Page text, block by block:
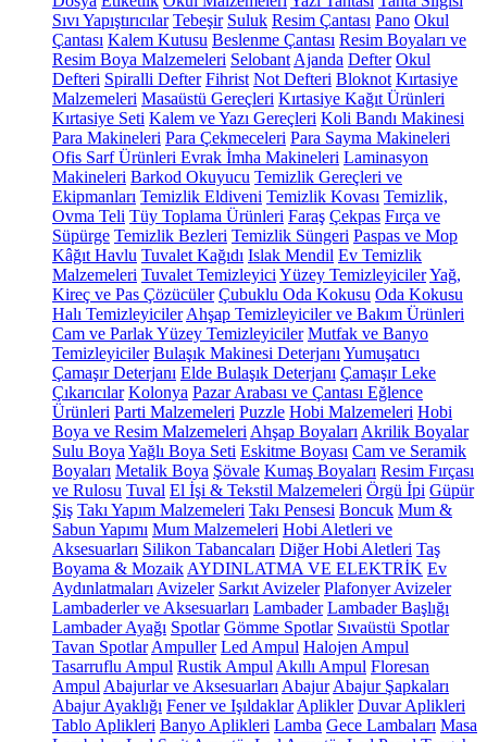
Sıvı Yapıştırıcılar Tebeşir Suluk Resim Çantası Pano Okul
Çantası Kalem Kutusu Beslenme Çantası Resim Boyaları ve
Resim Boya Malzemeleri Selobant Ajanda Defter Okul
Defteri Spiralli Defter Fihrist Not Defteri Bloknot Kırtasiye
Malzemeleri Masaüstü Gereçleri Kırtasiye Kağıt Ürünleri
Kırtasiye Seti Kalem ve Yazı Gereçleri Koli Bandı Makinesi
Para Makineleri Para Çekmeceleri Para Sayma Makineleri
Ofis Sarf Ürünleri Evrak İmha Makineleri Laminasyon
Makineleri Barkod Okuyucu Temizlik Gereçleri ve
Ekipmanları Temizlik Eldiveni Temizlik Kovası Temizlik,
Ovma Teli Tüy Toplama Ürünleri Faraş Çekpas Fırça ve
Süpürge Temizlik Bezleri Temizlik Süngeri Paspas ve Mop
Kâğıt Havlu Tuvalet Kağıdı Islak Mendil Ev Temizlik
Malzemeleri Tuvalet Temizleyici Yüzey TemizleyicilerYağ,
Kireç ve Pas Çözücüler Çubuklu Oda Kokusu Oda Kokusu
Halı Temizleyiciler Ahşap Temizleyiciler ve Bakım Ürünleri
Cam ve Parlak Yüzey Temizleyiciler Mutfak ve Banyo
Temizleyiciler Bulaşık Makinesi Deterjanı Yumuşatıcı
Çamaşır Deterjanı Elde Bulaşık Deterjanı Çamaşır Leke
Çıkarıcılar Kolonya Pazar Arabası ve Çantası Eğlence
Ürünleri Parti Malzemeleri Puzzle Hobi Malzemeleri Hobi
Boya ve Resim Malzemeleri Ahşap Boyaları Akrilik Boyalar
Sulu Boya Yağlı Boya Seti Eskitme Boyası Cam ve Seramik
Boyaları Metalik Boya Şövale Kumaş Boyaları Resim Fırçası
ve Rulosu Tuval El İşi & Tekstil Malzemeleri Örgü İpi Güpür
Şiş Takı Yapım Malzemeleri Takı Pensesi Boncuk Mum &
Sabun Yapımı Mum Malzemeleri Hobi Aletleri ve
Aksesuarları Silikon Tabancaları Diğer Hobi Aletleri Taş
Boyama & Mozaik AYDINLATMA VE ELEKTRİK Ev
Aydınlatmaları Avizeler Sarkıt Avizeler Plafonyer Avizeler
Lambaderler ve Aksesuarları Lambader Lambader Başlığı
Lambader Ayağı Spotlar Gömme Spotlar Sıvaüstü Spotlar
Tavan Spotlar Ampuller Led Ampul Halojen Ampul
Tasarruflu Ampul Rustik Ampul Akıllı Ampul Floresan
Ampul Abajurlar ve Aksesuarları Abajur Abajur Şapkaları
Abajur Ayaklığı Fener ve Işıldaklar Aplikler Duvar Aplikleri
Tablo Aplikleri Banyo Aplikleri Lamba Gece Lambaları Masa